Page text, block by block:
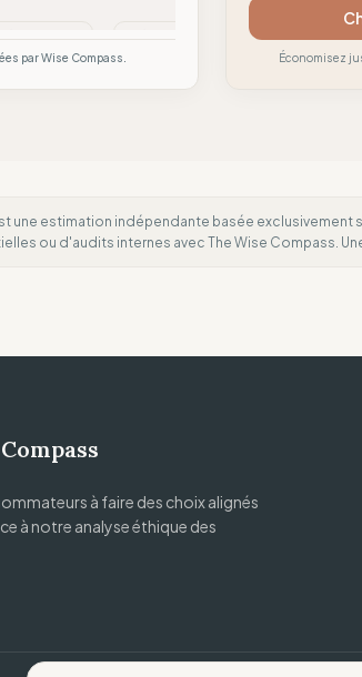
par Wise Compass. Économisez
une estimation indépendante basée exclusivement
ou d'audits internes avec The Wise Compass.
à faire des choix alignés
à notre analyse éthique des